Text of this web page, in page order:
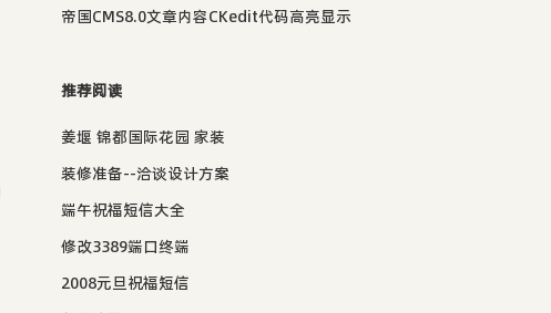
帝国CMS8.0文章内容CKedit代码高亮显示
推荐阅读
姜堰 锦都国际花园 家装
装修准备--洽谈设计方案
端午祝福短信大全
修改3389端口终端
2008元旦祝福短信